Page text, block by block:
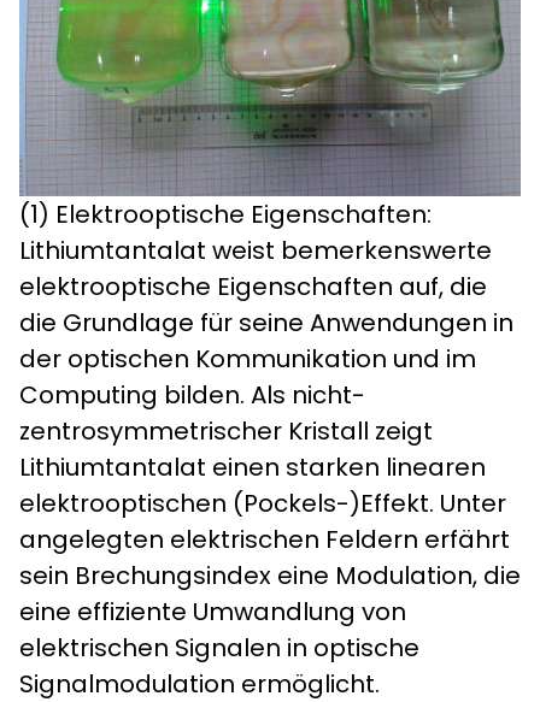
(1) Elektrooptische Eigenschaften​​:
Lithiumtantalat weist bemerkenswerte
elektrooptische Eigenschaften auf, die
die Grundlage für seine Anwendungen in
der optischen Kommunikation und im
Computing bilden. Als nicht-
zentrosymmetrischer Kristall zeigt
Lithiumtantalat einen starken linearen
elektrooptischen (Pockels-)Effekt. Unter
angelegten elektrischen Feldern erfährt
sein Brechungsindex eine Modulation, die
eine effiziente Umwandlung von
elektrischen Signalen in optische
Signalmodulation ermöglicht.